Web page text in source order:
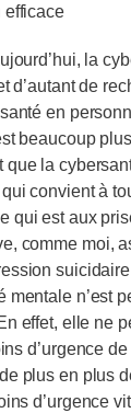
efficace
la
d’autant de
en
beaucoup
que la
convient à
qui est aux
comme moi,
mentale n’est
effet, elle ne
d’urgence
plus en plus
d’urgence